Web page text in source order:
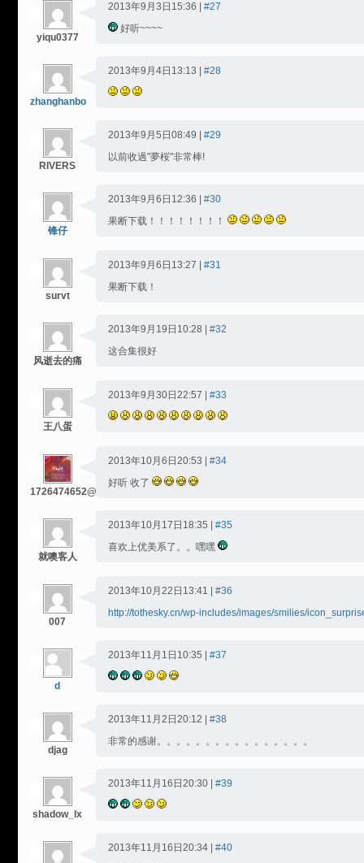
yiqu0377
2013年9月3日15:36 | #27
好听~~~~
zhanghanbo
2013年9月4日13:13 | #28
RIVERS
2013年9月5日08:49 | #29
以前收過"夢桜"非常棒!
锋仔
2013年9月6日12:36 | #30
果断下载！！！！！！！！
survt
2013年9月6日13:27 | #31
果断下载！
风逝去的痛
2013年9月19日10:28 | #32
这合集很好
王八蛋
2013年9月30日22:57 | #33
1726474652@qq.com
2013年10月6日20:53 | #34
好听 收了
就噢客人
2013年10月17日18:35 | #35
喜欢上优美系了。。嘿嘿
007
2013年10月22日13:41 | #36
http://tothesky.cn/wp-includes/images/smilies/
d
2013年11月1日10:35 | #37
djag
2013年11月2日20:12 | #38
非常的感谢。。。。。。。。。。。。。。。。
shadow_lx
2013年11月16日20:30 | #39
2013年11月16日20:34 | #40